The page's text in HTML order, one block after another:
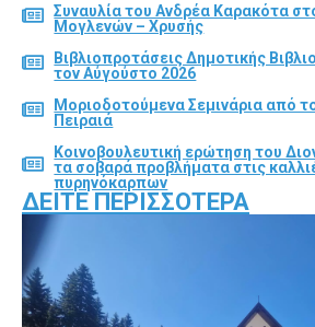
Συναυλία του Ανδρέα Καρακότα
Μογλενών – Χρυσής
Βιβλιοπροτάσεις Δημοτικής
τον Αύγούστο 2026
Μοριοδοτούμενα Σεμινάρια από
Πειραιά
Κοινοβουλευτική ερώτηση του
τα σοβαρά προβλήματα στις
πυρηνόκαρπων
ΔΕΊΤΕ ΠΕΡΙΣΣΌΤΕΡΑ